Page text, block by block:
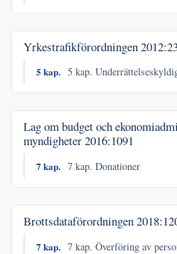
Yrkestrafikförordningen
5 kap. 5 kap.
Lag om budget och
myndigheter2016:1091
7 kap. 7 kap. Donationer
Brottsdataförordningen
7 kap. 7 kap. Överföring av